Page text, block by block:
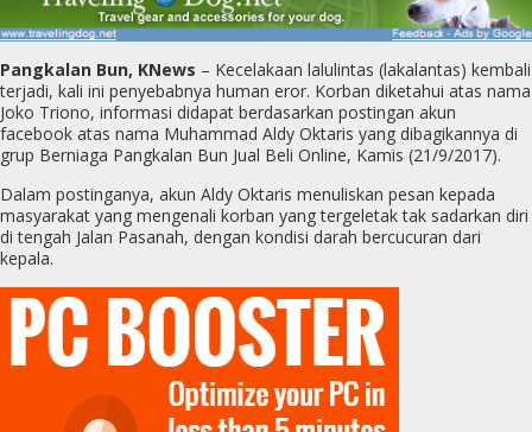
Pangkalan Bun, KNews – Kecelakaan lalulintas (lakalantas) kembali
terjadi, kali ini penyebabnya human eror. Korban diketahui atas nama
Joko Triono, informasi didapat berdasarkan postingan akun
facebook atas nama Muhammad Aldy Oktaris yang dibagikannya di
grup Berniaga Pangkalan Bun Jual Beli Online, Kamis (21/9/2017).
Dalam postinganya, akun Aldy Oktaris menuliskan pesan kepada
masyarakat yang mengenali korban yang tergeletak tak sadarkan diri
di tengah Jalan Pasanah, dengan kondisi darah bercucuran dari
kepala.